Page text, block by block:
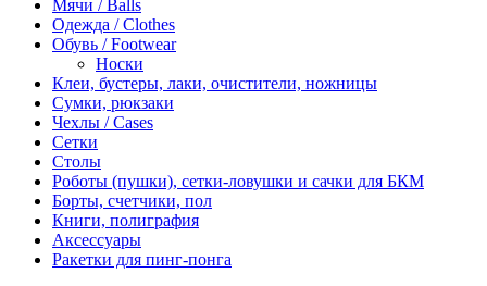
Мячи / Balls
Одежда / Clothes
Обувь / Footwear
Носки
Клеи, бустеры, лаки, очистители, ножницы
Сумки, рюкзаки
Чехлы / Cases
Сетки
Столы
Роботы (пушки), сетки-ловушки и сачки для БКМ
Борты, счетчики, пол
Книги, полиграфия
Аксессуары
Ракетки для пинг-понга